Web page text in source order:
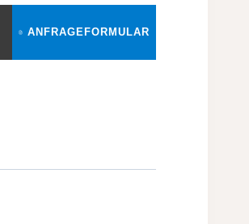
ANFRAGEFORMULAR